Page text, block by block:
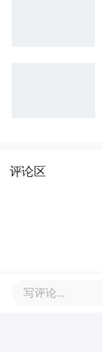
评论区
写评论...